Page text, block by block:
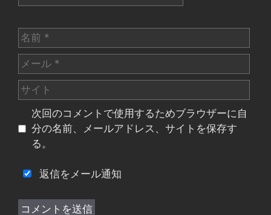
名
前
メ
ー
ル
サ
イ
次回のコメントで使用するためブラウザーに自
分の名前、メールアドレス、サイトを保存す
る。
返信をメール通知